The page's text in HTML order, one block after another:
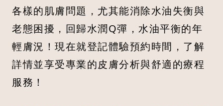
各樣的肌膚問題，尤其能消除水油失衡與
老態困擾，回歸水潤Q彈，水油平衡的年
輕膚況！現在就登記體驗預約時間，了解
詳情並享受專業的皮膚分析與舒適的療程
服務！